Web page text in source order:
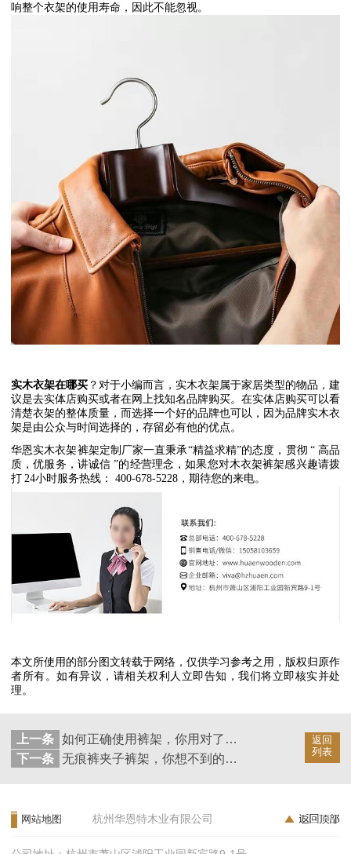
响整个衣架的使用寿命，因此不能忽视。
实木衣架在哪买 ？对于小编而言，实木衣架属于家居类型的物品，建
议是去实体店购买或者在网上找知名品牌购买。在实体店购买可以看
清楚衣架的整体质量，而选择一个好的品牌也可以，因为品牌实木衣
架是由公众与时间选择的，存留必有他的优点。
华恩实木衣架裤架定制厂家一直秉承“精益求精”的态度，贯彻 “ 高品
质，优服务，讲诚信 ”的经营理念，如果您对木衣架裤架感兴趣请拨
打 24小时服务热线： 400-678-5228 ，期待您的来电。
本文所使用的部分图文转载于网络，仅供学习参考之用，版权归原作
者所有。如有异议，请相关权利人立即告知，我们将立即核实并处
理。
返回
列表
上一条
如何正确使用裤架，你用对了吗【华恩衣架】
下一条
无痕裤夹子裤架，你想不到的好处 【华恩衣架】
网站地图 杭州华恩特木业有限公司